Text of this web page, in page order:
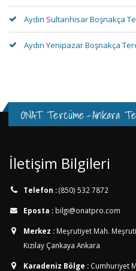
Aydın Sultanhisar Boşnakça
Aydın Yenipazar Boşnakça
ONAT Tercüme-Ankara
İletişim Bilgileri
Telefon :(850) 532 7872
Eposta : bilgi@onatpro.com
Merkez : Meşrutiyet Mah.
Kızılay Çankaya Ankara
Karadeniz Bölge : Cumhuriyet